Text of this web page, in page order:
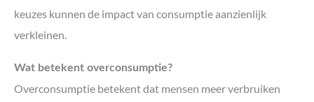
keuzes kunnen de impact van consumptie aanzienlijk
verkleinen.
Wat betekent overconsumptie?
Overconsumptie betekent dat mensen meer verbruiken